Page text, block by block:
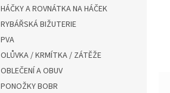
HÁČKY A ROVNÁTKA NA HÁČEK
RYBÁŘSKÁ BIŽUTERIE
PVA
OLŮVKA / KRMÍTKA / ZÁTĚŽE
OBLEČENÍ A OBUV
PONOŽKY BOBR